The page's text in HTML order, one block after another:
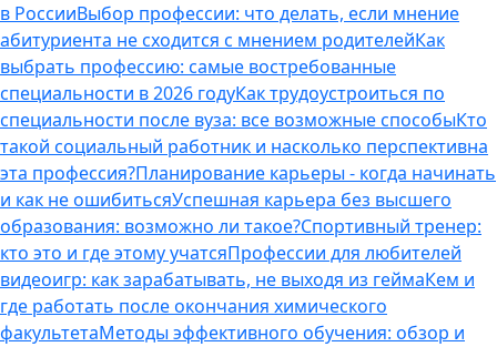
в РоссииВыбор профессии: что делать, если мнение
абитуриента не сходится с мнением родителейКак
выбрать профессию: самые востребованные
специальности в 2026 годуКак трудоустроиться по
специальности после вуза: все возможные способыКто
такой социальный работник и насколько перспективна
эта профессия?Планирование карьеры - когда начинать
и как не ошибитьсяУспешная карьера без высшего
образования: возможно ли такое?Спортивный тренер:
кто это и где этому учатсяПрофессии для любителей
видеоигр: как зарабатывать, не выходя из геймаКем и
где работать после окончания химического
факультетаМетоды эффективного обучения: обзор и